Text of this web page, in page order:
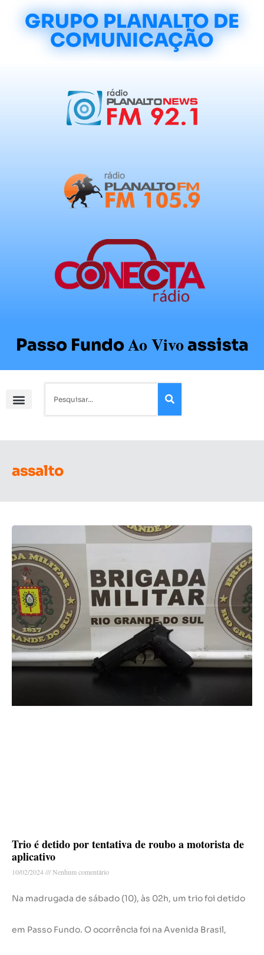
GRUPO PLANALTO DE
COMUNICAÇÃO
Passo FundoAo Vivoassista
assalto
Trio é detido por tentativa de roubo a motorista de
aplicativo
10/02/2024 Nenhum comentário
Na madrugada de sábado (10), às 02h, um trio foi detido
em Passo Fundo. O ocorrência foi na Avenida Brasil,